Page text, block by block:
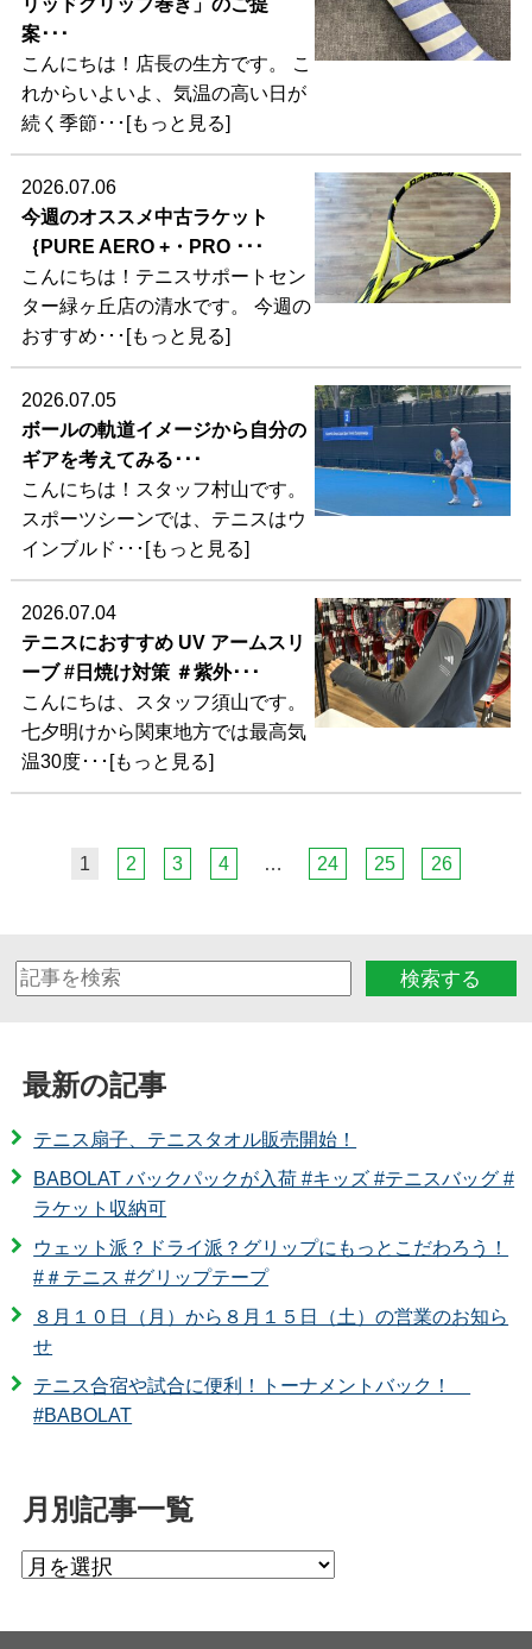
リッドグリップ巻き」のご提
案･･･
こんにちは！店長の生方です。 こ
れからいよいよ、気温の高い日が
続く季節･･･[もっと見る]
2026.07.06
今週のオススメ中古ラケット
｛PURE AERO +・PRO ･･･
こんにちは！テニスサポートセン
ター緑ヶ丘店の清水です。 今週の
おすすめ･･･[もっと見る]
2026.07.05
ボールの軌道イメージから自分の
ギアを考えてみる･･･
こんにちは！スタッフ村山です。
スポーツシーンでは、テニスはウ
インブルド･･･[もっと見る]
2026.07.04
テニスにおすすめ UV アームスリ
ーブ #日焼け対策 ＃紫外･･･
こんにちは、スタッフ須山です。
七夕明けから関東地方では最高気
温30度･･･[もっと見る]
1 2 3 4 … 24 25 26
検索する
最新の記事
テニス扇子、テニスタオル販売開始！
BABOLAT バックパックが入荷 #キッズ #テニスバッグ #
ラケット収納可
ウェット派？ドライ派？グリップにもっとこだわろう！
#＃テニス #グリップテープ
８月１０日（月）から８月１５日（土）の営業のお知ら
せ
テニス合宿や試合に便利！トーナメントバック！
#BABOLAT
月別記事一覧